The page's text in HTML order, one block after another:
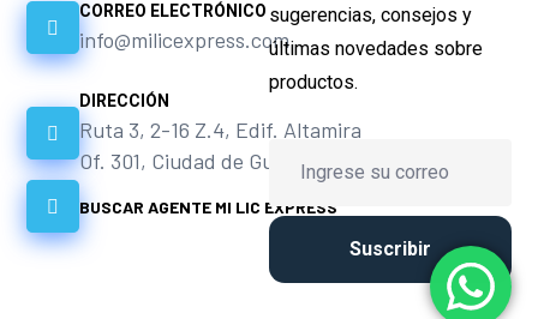
CORREO ELECTRÓNICO
info@milicexpress.com
DIRECCIÓN
Ruta 3, 2-16 Z.4, Edif. Altamira
Of. 301, Ciudad de Guatemala.
BUSCAR AGENTE MI LIC EXPRESS
sugerencias, consejos y
últimas novedades sobre
productos.